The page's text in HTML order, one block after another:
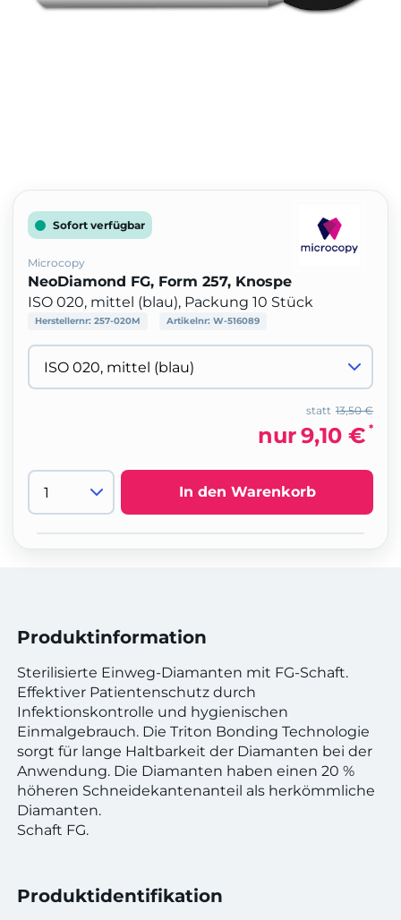
Sofort verfügbar
Microcopy
NeoDiamond FG, Form 257, Knospe
ISO 020, mittel (blau), Packung 10 Stück
Herstellernr: 257-020M Artikelnr: W-516089
13,50 €
statt
nur9,10 € *
In den Warenkorb
Produktinformation
Sterilisierte Einweg-Diamanten mit FG-Schaft.
Effektiver Patientenschutz durch
Infektionskontrolle und hygienischen
Einmalgebrauch. Die Triton Bonding Technologie
sorgt für lange Haltbarkeit der Diamanten bei der
Anwendung. Die Diamanten haben einen 20 %
höheren Schneidekantenanteil als herkömmliche
Diamanten.
Schaft FG.
Produktidentifikation